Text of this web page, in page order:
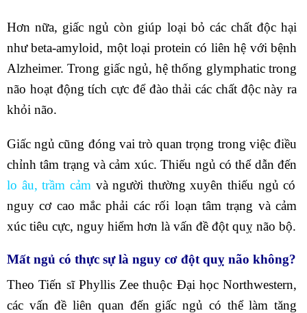
Hơn nữa, giấc ngủ còn giúp loại bỏ các chất độc hại
như beta-amyloid, một loại protein có liên hệ với bệnh
Alzheimer. Trong giấc ngủ, hệ thống glymphatic trong
não hoạt động tích cực để đào thải các chất độc này ra
khỏi não.
Giấc ngủ cũng đóng vai trò quan trọng trong việc điều
chỉnh tâm trạng và cảm xúc. Thiếu ngủ có thể dẫn đến
lo âu,trầm cảmvà người thường xuyên thiếu ngủ có
nguy cơ cao mắc phải các rối loạn tâm trạng và cảm
xúc tiêu cực, nguy hiểm hơn là vấn đề đột quỵ não bộ.
Mất ngủ có thực sự là nguy cơ đột quỵ não không?
Theo Tiến sĩ Phyllis Zee thuộc Đại học Northwestern,
các vấn đề liên quan đến giấc ngủ có thể làm tăng